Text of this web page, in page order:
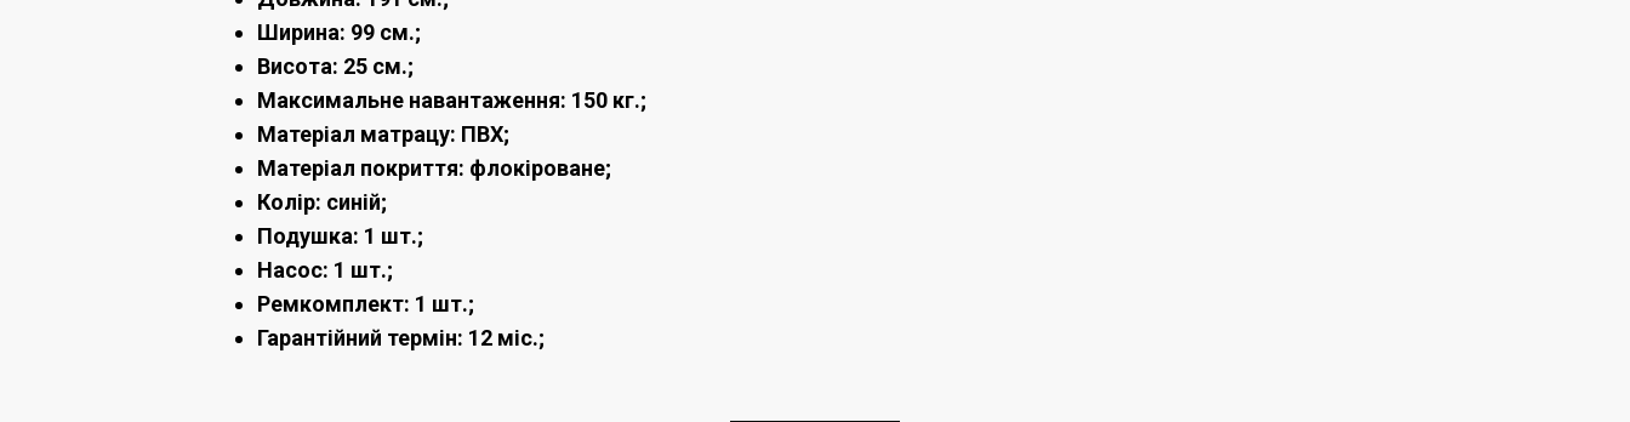
Ширина: 99 см.;
Висота: 25 см.;
Максимальне навантаження: 150 кг.;
Матеріал матрацу: ПВХ;
Матеріал покриття: флокіроване;
Колір: синій;
Подушка: 1 шт.;
Насос: 1 шт.;
Ремкомплект: 1 шт.;
Гарантійний термін: 12 міс.;